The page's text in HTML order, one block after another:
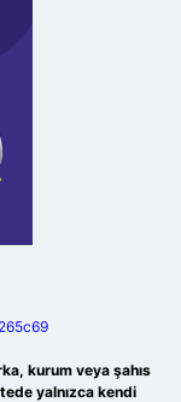
kurum veya şahıs
yalnızca kendi